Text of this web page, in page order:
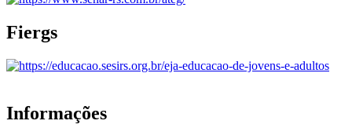
Fiergs
Informações